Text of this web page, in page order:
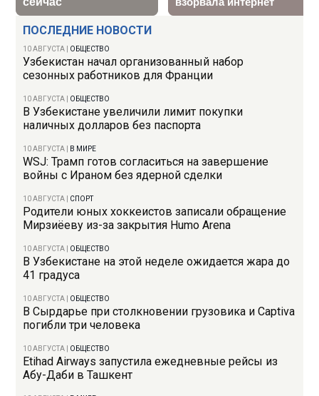
ПОСЛЕДНИЕ НОВОСТИ
10 АВГУСТА ОБЩЕСТВО
Узбекистан начал организованный набор
сезонных работников для Франции
10 АВГУСТА ОБЩЕСТВО
В Узбекистане увеличили лимит покупки
наличных долларов без паспорта
10 АВГУСТА В МИРЕ
WSJ: Трамп готов согласиться на завершение
войны с Ираном без ядерной сделки
10 АВГУСТА СПОРТ
Родители юных хоккеистов записали обращение
Мирзиёеву из-за закрытия Humo Arena
10 АВГУСТА ОБЩЕСТВО
В Узбекистане на этой неделе ожидается жара до
41 градуса
10 АВГУСТА ОБЩЕСТВО
В Сырдарье при столкновении грузовика и Captiva
погибли три человека
10 АВГУСТА ОБЩЕСТВО
Etihad Airways запустила ежедневные рейсы из
Абу-Даби в Ташкент